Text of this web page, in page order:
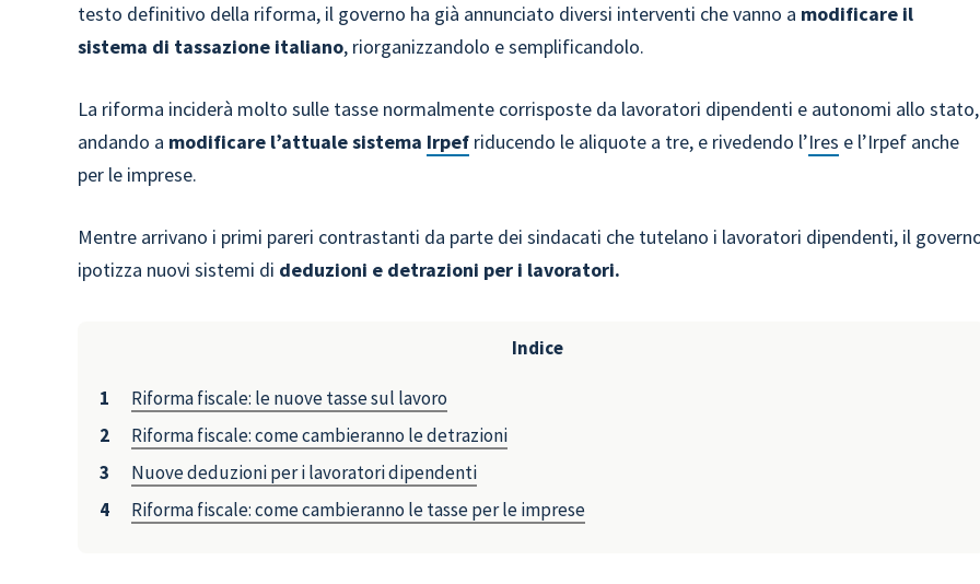
testo definitivo della riforma, il governo ha già annunciato diversi interventi che vanno a modificare il
sistema di tassazione italiano, riorganizzandolo e semplificandolo.
La riforma inciderà molto sulle tasse normalmente corrisposte da lavoratori dipendenti e autonomi allo stato,
andando a modificare l’attuale sistema Irpef riducendo le aliquote a tre, e rivedendo l’Ires e l’Irpef anche
per le imprese.
Mentre arrivano i primi pareri contrastanti da parte dei sindacati che tutelano i lavoratori dipendenti, il
ipotizza nuovi sistemi di deduzioni e detrazioni per i lavoratori.
Indice
Riforma fiscale: le nuove tasse sul lavoro
Riforma fiscale: come cambieranno le detrazioni
Nuove deduzioni per i lavoratori dipendenti
Riforma fiscale: come cambieranno le tasse per le imprese